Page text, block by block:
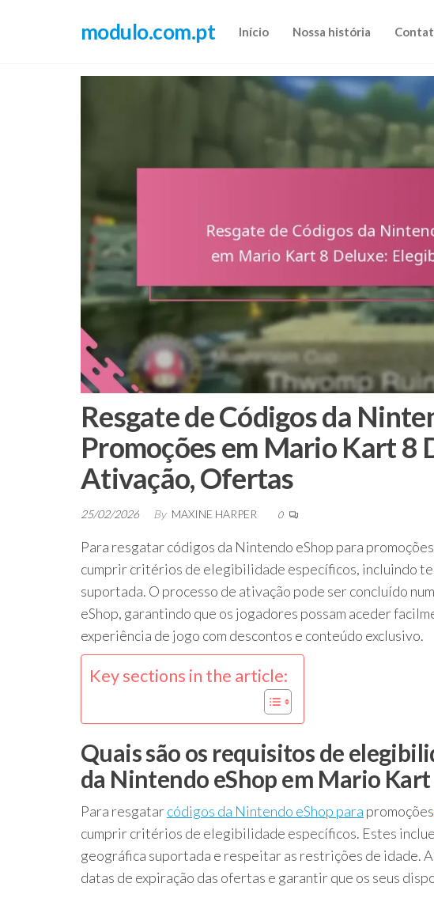
modulo.com.pt Início Nossa história
Resgate de Códigos da
Promoções em Mario Kart 8
Ativação, Ofertas
25/02/2026 By MAXINE HARPER 0
Para resgatar códigos da Nintendo eShop para
cumprir critérios de elegibilidade específicos, incluindo
suportada. O processo de ativação pode ser concluído
eShop, garantindo que os jogadores possam aceder
experiência de jogo com descontos e conteúdo exclusivo.
Key sections in the article:
Quais são os requisitos de
da Nintendo eShop em Mario Kart
Para resgatarcódigos da Nintendo eShop para promoções
cumprir critérios de elegibilidade específicos. Estes
geográfica suportada e respeitar as restrições de idade.
datas de expiração das ofertas e garantir que os seus